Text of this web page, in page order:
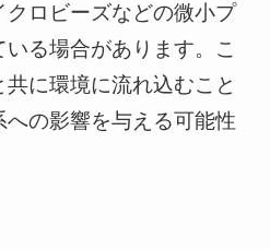
クロビーズなどの微小プ
る場合があります。こ
に環境に流れ込むこと
の影響を与える可能性